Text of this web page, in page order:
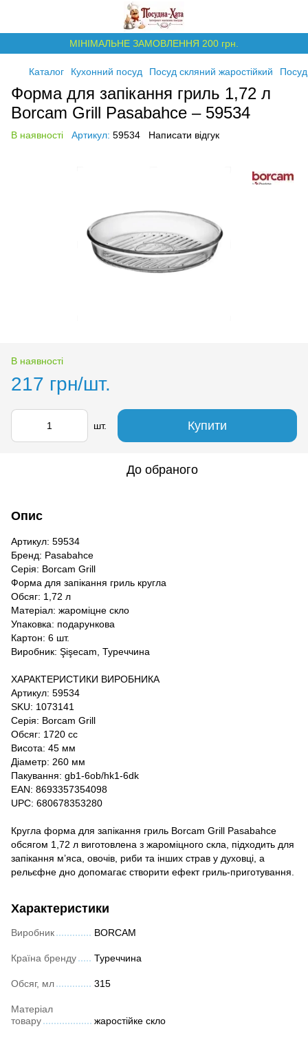
МІНІМАЛЬНЕ ЗАМОВЛЕННЯ 200 грн.
Каталог Кухонний посуд Посуд скляний жаростійкий
Форма для запікання гриль 1,72 л
Borcam Grill Pasabahce – 59534
В наявності Артикул: 59534 Написати відгук
В наявності
217 грн/шт.
шт. Купити
До обраного
Опис
Артикул: 59534
Бренд: Pasabahce
Серія: Borcam Grill
Форма для запікання гриль кругла
Обсяг: 1,72 л
Матеріал: жароміцне скло
Упаковка: подарункова
Картон: 6 шт.
Виробник: Şişecam, Туреччина
ХАРАКТЕРИСТИКИ ВИРОБНИКА
Артикул: 59534
SKU: 1073141
Серія: Borcam Grill
Обсяг: 1720 cc
Висота: 45 мм
Діаметр: 260 мм
Пакування: gb1-6ob/hk1-6dk
EAN: 8693357354098
UPC: 680678353280
Кругла форма для запікання гриль Borcam Grill Pasabahce
обсягом 1,72 л виготовлена з жароміцного скла, підходить для
запікання м’яса, овочів, риби та інших страв у духовці, а
рельєфне дно допомагає створити ефект гриль-приготування.
Характеристики
Виробник BORCAM
Країна бренду Туреччина
Обсяг, мл 315
Матеріал
товару
жаростійке скло